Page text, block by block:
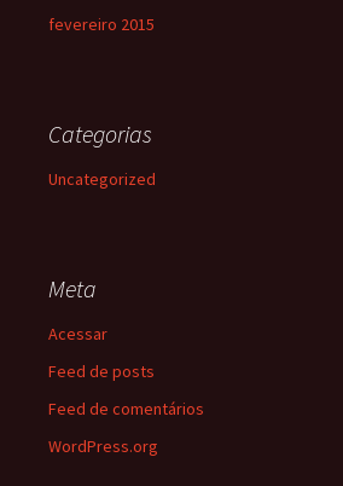
fevereiro 2015
Categorias
Uncategorized
Meta
Acessar
Feed de posts
Feed de comentários
WordPress.org